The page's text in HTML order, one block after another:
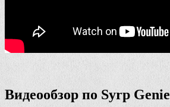
Видеообзор по Syrp Genie